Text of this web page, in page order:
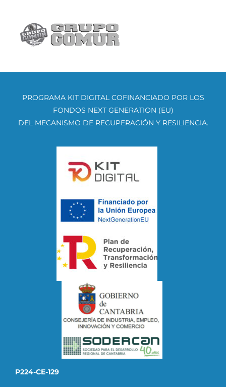
PROGRAMA KIT DIGITAL COFINANCIADO POR LOS
FONDOS NEXT GENERATION (EU)
DEL MECANISMO DE RECUPERACIÓN Y RESILIENCIA.
P224-CE-129